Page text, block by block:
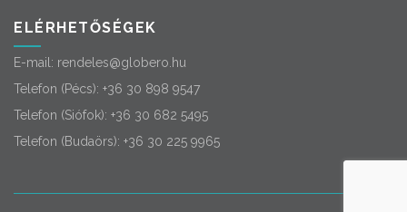
ELÉRHETŐSÉGEK
E-mail: rendeles@globero.hu
Telefon (Pécs): +36 30 898 9547
Telefon (Siófok): +36 30 682 5495
Telefon (Budaörs): +36 30 225 9965